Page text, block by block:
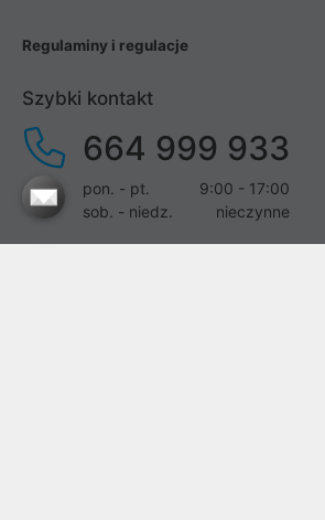
Regulaminy i regulacje
Szybki kontakt
664 999 933
pon. - pt.
9:00 - 17:00
sob. - niedz.
nieczynne